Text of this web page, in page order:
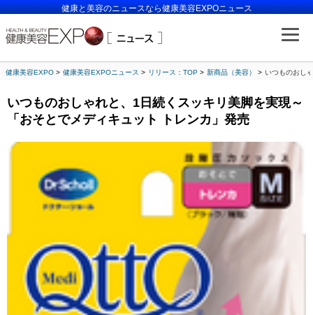
健康と美容のニュースなら健康美容EXPOニュース
健康美容EXPO 健康美容EXPOニュース リリース：TOP 新商品（美容） いつものおし
いつものおしゃれと、1日続くスッキリ美脚を実現～
「おそとでメディキュット トレンカ」発売